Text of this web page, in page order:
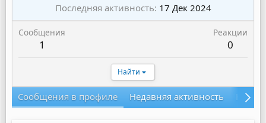
Последняя активность 17 Дек 2024
Сообщения
1
Реакции
0
Найти
Сообщения в профиле Недавняя активность